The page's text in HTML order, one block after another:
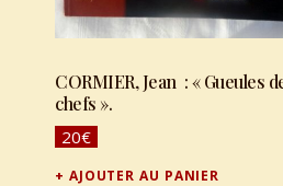
CORMIER, Jean : « Gueules
chefs ».
20€
AJOUTER AU PANIER